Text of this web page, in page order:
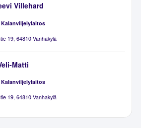
Villehard
19, 64810 Vanhakylä
Matti
19, 64810 Vanhakylä